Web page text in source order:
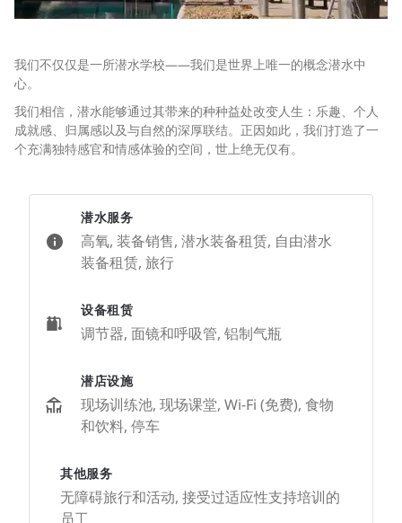
我们不仅仅是一所潜水学校——我们是世界上唯一的概念潜水中
心。
我们相信，潜水能够通过其带来的种种益处改变人生：乐趣、个人
成就感、归属感以及与自然的深厚联结。正因如此，我们打造了一
个充满独特感官和情感体验的空间，世上绝无仅有。
潜水服务
高氧, 装备销售, 潜水装备租赁, 自由潜水
装备租赁, 旅行
设备租赁
调节器, 面镜和呼吸管, 铝制气瓶
潜店设施
现场训练池, 现场课堂, Wi-Fi (免费), 食物
和饮料, 停车
其他服务
无障碍旅行和活动, 接受过适应性支持培训的
员工